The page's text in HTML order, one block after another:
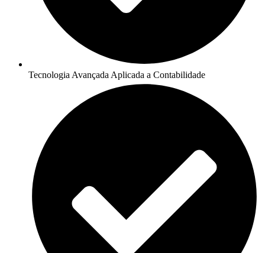
Tecnologia Avançada Aplicada a Contabilidade